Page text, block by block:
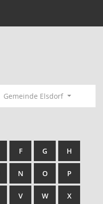
Gemeinde Elsdorf
F G H
N O P
V W X